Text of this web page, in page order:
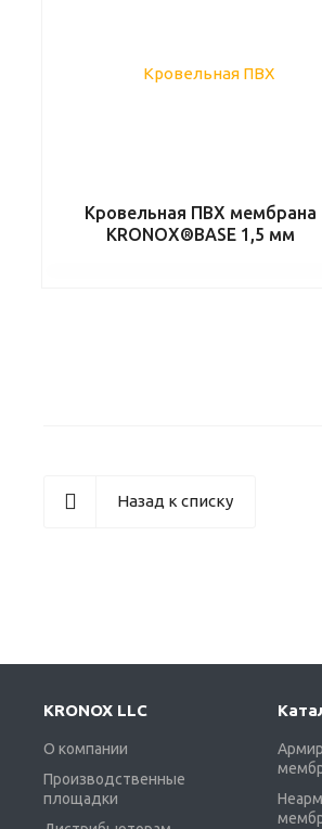
Кровельная ПВХ мембрана
KRONOX®BASE 1,5 мм
Назад к списку
KRONOX LLC
О компании
Производственные
площадки